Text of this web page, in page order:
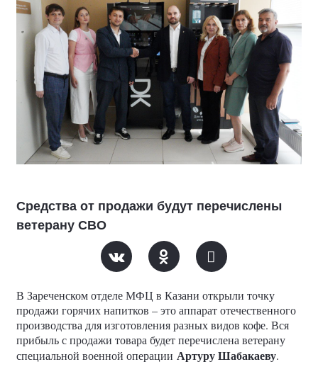
Средства от продажи будут перечислены
ветерану СВО
В Зареченском отделе МФЦ в Казани открыли точку
продажи горячих напитков – это аппарат отечественного
производства для изготовления разных видов кофе. Вся
прибыль с продажи товара будет перечислена ветерану
специальной военной операции Артуру Шабакаеву.